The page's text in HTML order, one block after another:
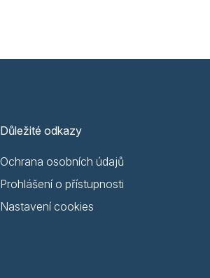
Důležité odkazy
Ochrana osobních údajů
Prohlášení o přístupnosti
Nastavení cookies